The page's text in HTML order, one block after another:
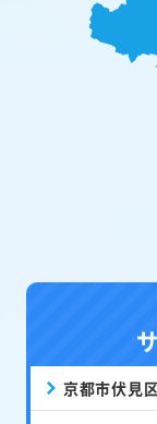
京都市伏見